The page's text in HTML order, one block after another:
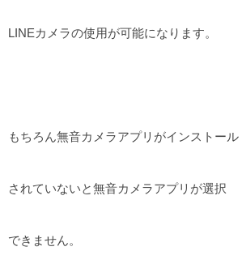
LINEカメラの使用が可能になります。
もちろん無音カメラアプリがインストール
されていないと無音カメラアプリが選択
できません。